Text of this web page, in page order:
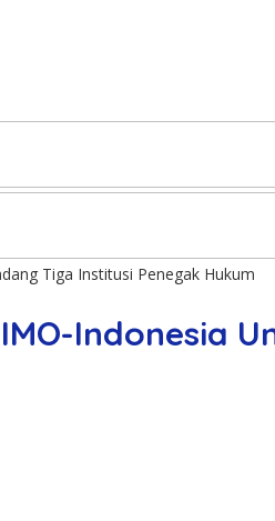
Tiga Institusi Penegak Hukum
Indonesia